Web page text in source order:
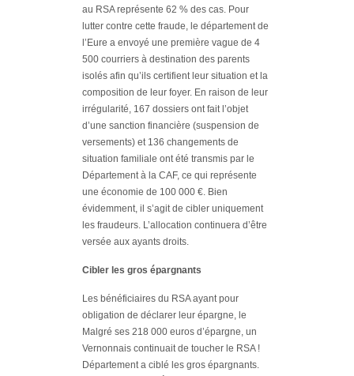
au RSA représente 62 % des cas. Pour
lutter contre cette fraude, le département de
l’Eure a envoyé une première vague de 4
500 courriers à destination des parents
isolés afin qu’ils certifient leur situation et la
composition de leur foyer. En raison de leur
irrégularité, 167 dossiers ont fait l’objet
d’une sanction financière (suspension de
versements) et 136 changements de
situation familiale ont été transmis par le
Département à la CAF, ce qui représente
une économie de 100 000 €. Bien
évidemment, il s’agit de cibler uniquement
les fraudeurs. L’allocation continuera d’être
versée aux ayants droits.
Cibler les gros épargnants
Les bénéficiaires du RSA ayant pour
obligation de déclarer leur épargne, le
Malgré ses 218 000 euros d’épargne, un
Vernonnais continuait de toucher le RSA !
Département a ciblé les gros épargnants.